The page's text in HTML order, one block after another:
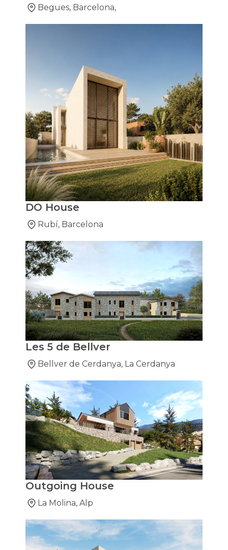
Begues, Barcelona,
DO House
Rubí, Barcelona
Les 5 de Bellver
Bellver de Cerdanya, La Cerdanya
Outgoing House
La Molina, Alp